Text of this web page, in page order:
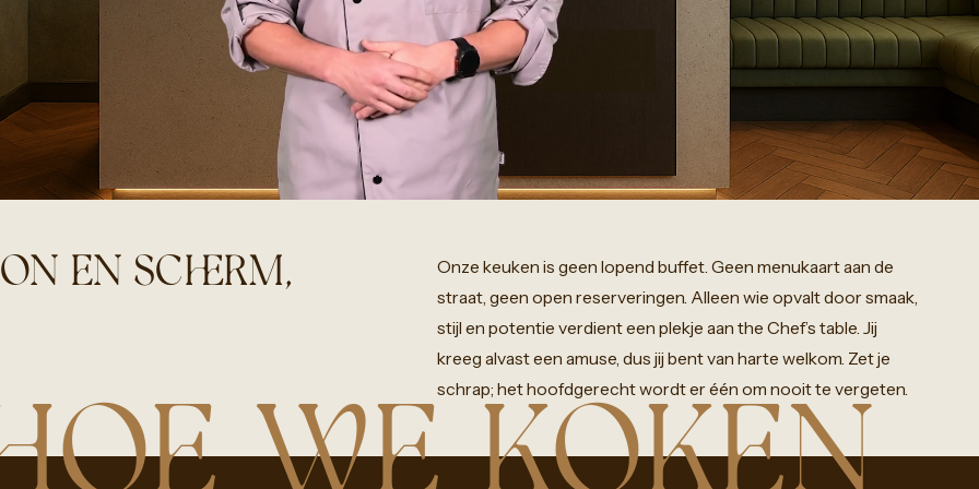
EN SCHERM, Onze keuken is geen lopend buffet. Geen menukaartaan de
straat, geen open reserveringen. Alleen wie opvaltdoorsmaak,
stijl en potentie verdienteen plekje aan the Chef’s table. Jij
kreeg alvasteen amuse, dus jij bentvan harte welkom. Zetje
schrap; hethoofdgerechtwordteréén om nooitte vergeten.
WE KOKEN